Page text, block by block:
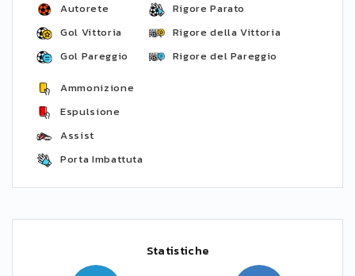
Autorete
Gol Vittoria
Gol Pareggio
Rigore Parato
Rigore della Vittoria
Rigore del Pareggio
Ammonizione
Espulsione
Assist
Porta Imbattuta
Statistiche